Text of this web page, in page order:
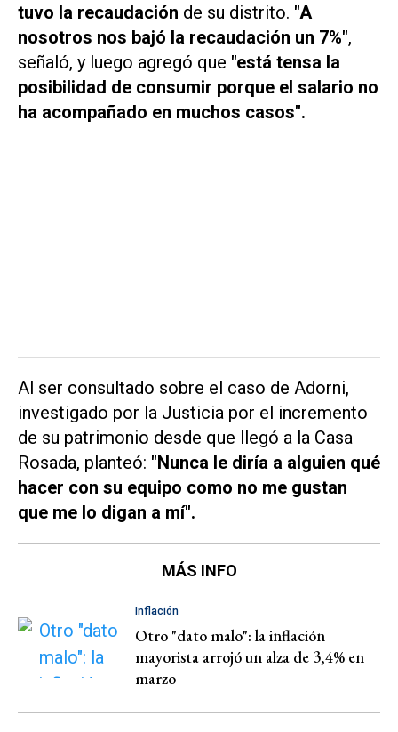
tuvo la recaudación de su distrito. "A
nosotros nos bajó la recaudación un 7%",
señaló, y luego agregó que "está tensa la
posibilidad de consumir porque el salario no
ha acompañado en muchos casos".
Al ser consultado sobre el caso de Adorni,
investigado por la Justicia por el incremento
de su patrimonio desde que llegó a la Casa
Rosada, planteó: "Nunca le diría a alguien qué
hacer con su equipo como no me gustan
que me lo digan a mí".
MÁS INFO
Inflación
Otro "dato malo": la inflación
mayorista arrojó un alza de 3,4% en
marzo